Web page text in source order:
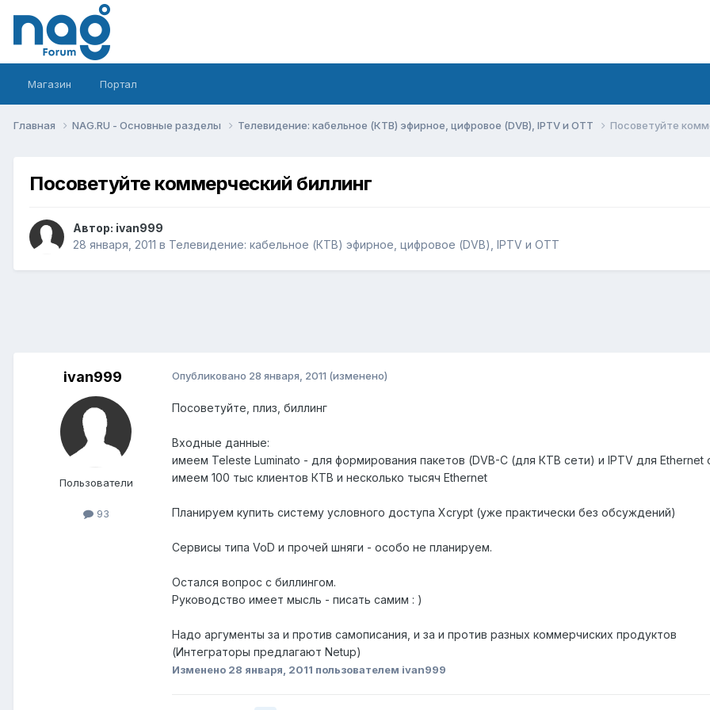
Магазин Портал
Главная NAG.RU - Основные разделы Телевидение: кабельное (КТВ) эфирное, цифровое (DVB), IPTV и OTT Посоветуйте
Посоветуйте коммерческий биллинг
Автор: ivan999
28 января, 2011 в Телевидение: кабельное (КТВ) эфирное, цифровое (DVB), IPTV и OTT
ivan999
Пользователи
93
Опубликовано 28 января, 2011 (изменено)
Посоветуйте, плиз, биллинг
Входные данные:
имеем Teleste Luminato - для формирования пакетов (DVB-C (для КТВ сети) и IPTV для Ethernet
имеем 100 тыс клиентов КТВ и несколько тысяч Ethernet
Планируем купить систему условного доступа Xcrypt (уже практически без обсуждений)
Сервисы типа VoD и прочей шняги - особо не планируем.
Остался вопрос с биллингом.
Руководство имеет мысль - писать самим : )
Надо аргументы за и против самописания, и за и против разных коммерчиских продуктов
(Интеграторы предлагают Netup)
Изменено 28 января, 2011 пользователем ivan999